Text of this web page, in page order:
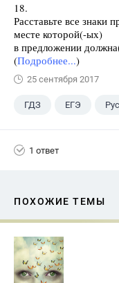
18.
Расставьте все знаки
месте которой(-ых)
в предложении
(Подробнее...)
25 сентября 2017
ГДЗ ЕГЭ
1 ответ
ПОХОЖИЕ ТЕМЫ